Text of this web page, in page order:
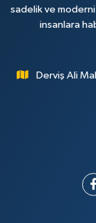
sadelik ve
insanlara
Derviş Ali